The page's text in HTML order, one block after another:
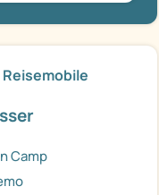
Camp